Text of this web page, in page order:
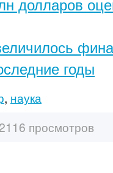
долларов
годы
, наука
2116 просмотров